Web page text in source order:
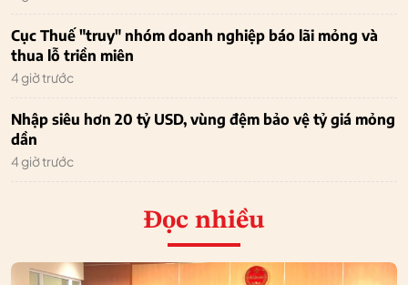
Cục Thuế "truy" nhóm doanh nghiệp báo lãi mỏng và
thua lỗ triền miên
4 giờ trước
Nhập siêu hơn 20 tỷ USD, vùng đệm bảo vệ tỷ giá mỏng
dần
4 giờ trước
Đọc nhiều